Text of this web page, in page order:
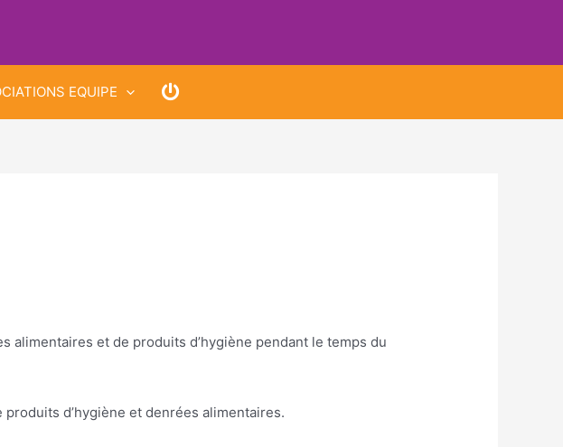
EQUIPE
alimentaires et de produits d’hygiène pendant le temps du
d’hygiène et denrées alimentaires.